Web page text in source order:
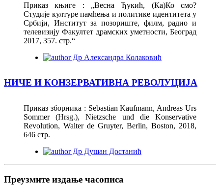
Приказ књиге : „Весна Ђукић, (Ка)Ко смо?
Студије културе памћења и политике идентитета у
Србији, Институт за позориште, филм, радио и
телевизију Факултет драмских уметности, Београд
2017, 357. стр.“
Др Александра Колаковић
НИЧЕ И КОНЗЕРВАТИВНА РЕВОЛУЦИЈА
Приказ зборника : Sebastian Kaufmann, Andreas Urs
Sommer (Hrsg.), Nietzsche und die Konservative
Revolution, Walter de Gruyter, Berlin, Boston, 2018,
646 стр.
Др Душан Достанић
Преузмите издање часописа